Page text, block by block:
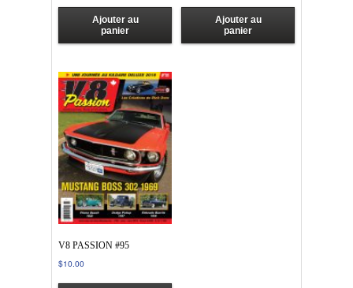
Ajouter au
panier
Ajouter au
panier
V8 PASSION #95
$10.00